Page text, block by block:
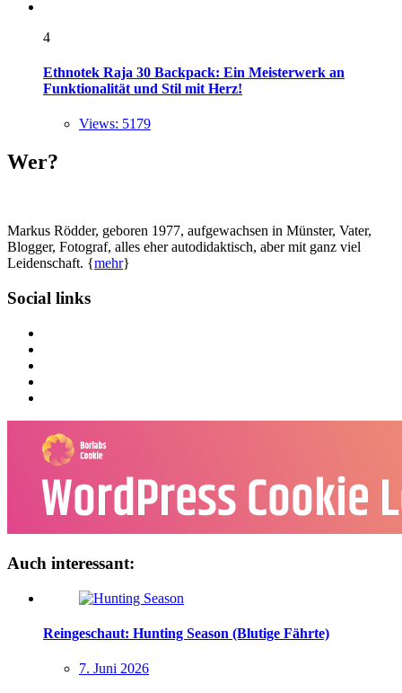
4
Ethnotek Raja 30 Backpack: Ein Meisterwerk an
Funktionalität und Stil mit Herz!
Views: 5179
Wer?
Markus Rödder, geboren 1977, aufgewachsen in Münster, Vater,
Blogger, Fotograf, alles eher autodidaktisch, aber mit ganz viel
Leidenschaft. {mehr}
Social links
Auch interessant:
Reingeschaut: Hunting Season (Blutige Fährte)
7. Juni 2026